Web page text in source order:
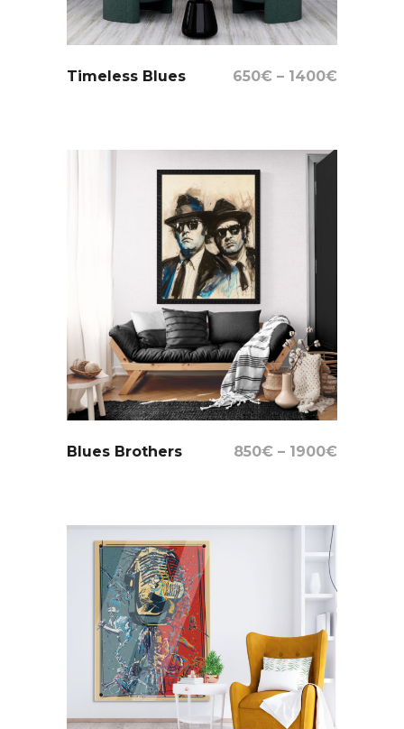
Select Options
Timeless Blues 650€ – 1400€
Select Options
Blues Brothers 850€ – 1900€